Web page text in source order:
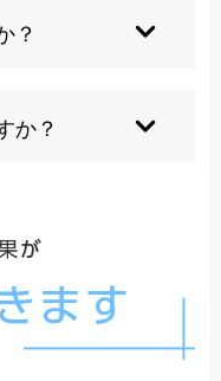
できます。早期
あります。
？
激な動きや不安定
べきです。段階的
か？
期使用により筋力
療の一環として適